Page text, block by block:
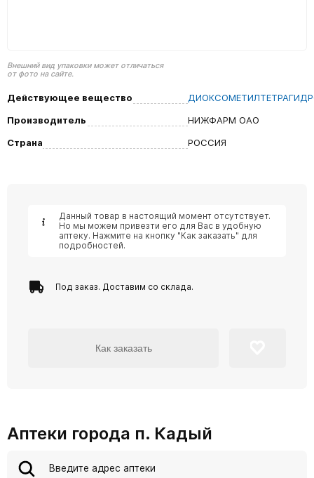
Внешний вид упаковки может отличаться
от фото на сайте.
Действующее вещество
Производитель
НИЖФАРМ ОАО
Страна
РОССИЯ
Данный товар в настоящий момент отсутствует.
Но мы можем привезти его для Вас в удобную
аптеку. Нажмите на кнопку "Как заказать" для
подробностей.
Под заказ. Доставим со склада.
Как заказать
Аптеки города п. Кадый